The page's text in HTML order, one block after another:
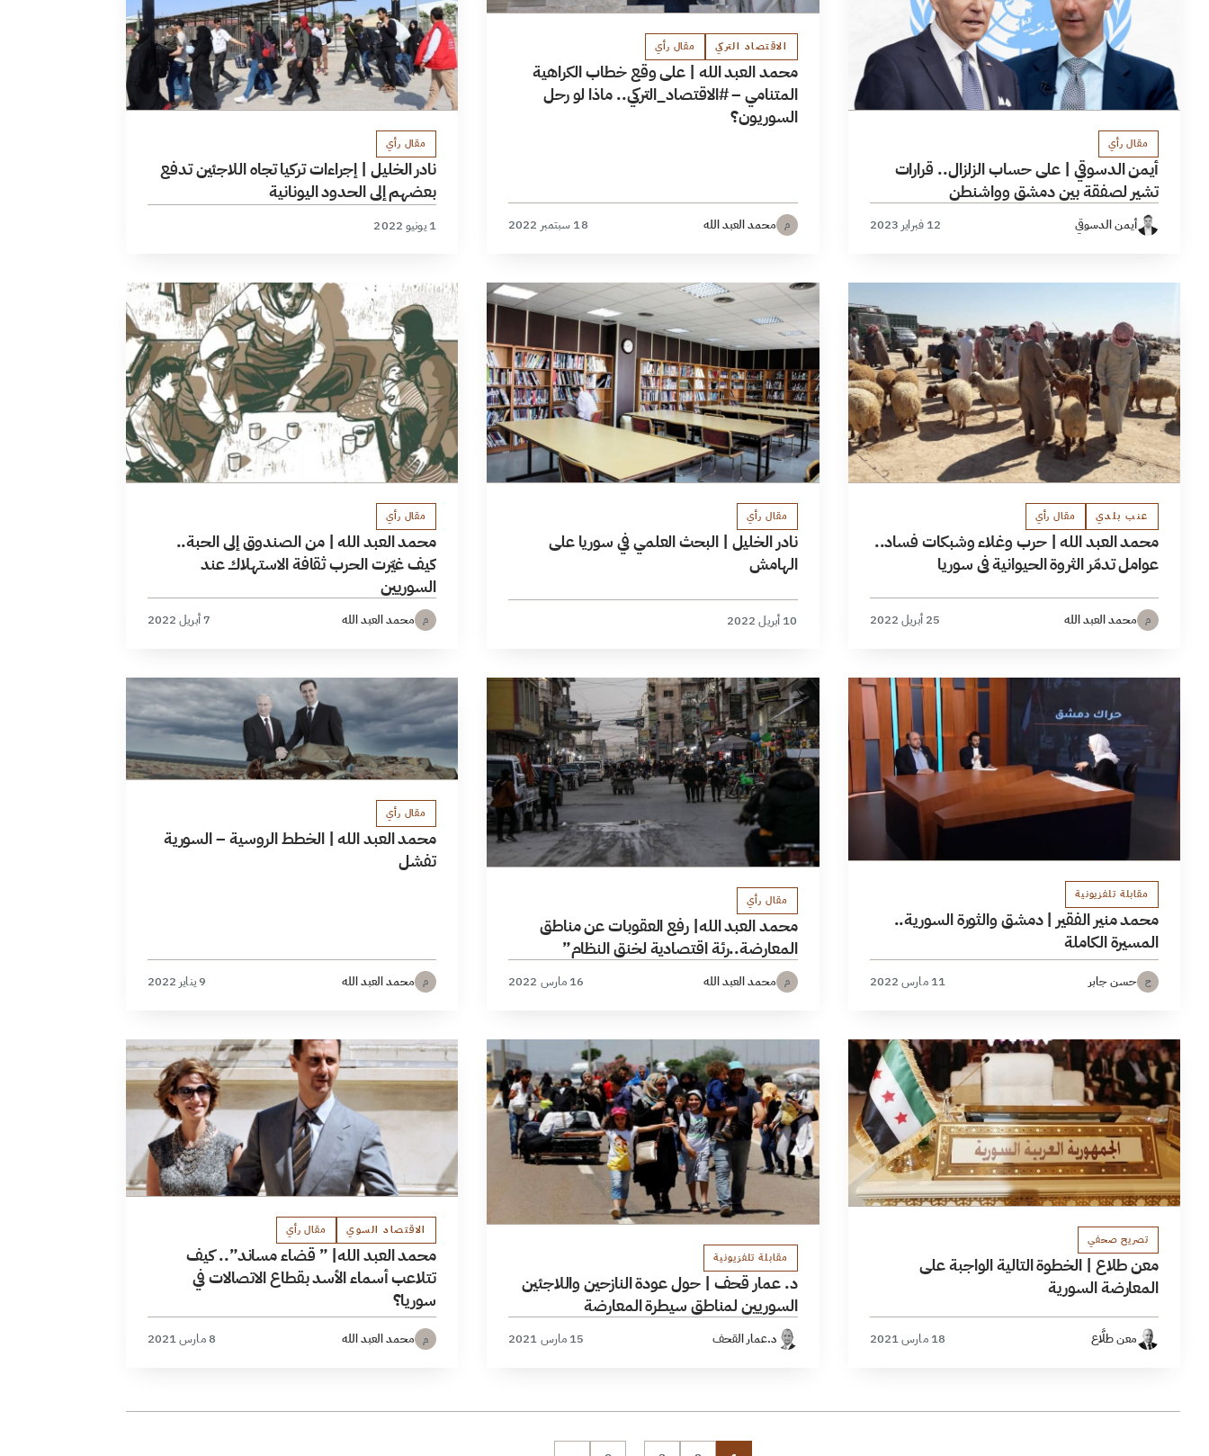
مقال رأي
أيمن الدسوقي | على حساب الزلزال.. قرارات
تشير لصفقة بين دمشق وواشنطن
أيمن الدسوقي 12 فبراير 2023
الاقتصاد التركي مقال رأي
محمد العبد الله | على وقع خطاب الكراهية
المتنامي – #الاقتصاد_التركي.. ماذا لو رحل
السوريون؟
م محمد العبد الله 18 سبتمبر 2022
مقال رأي
نادر الخليل | إجراءات تركيا تجاه اللاجئين تدفع
بعضهم إلى الحدود اليونانية
1 يونيو 2022
عنب بلدي مقال رأي
محمد العبد الله | حرب وغلاء وشبكات فساد..
عوامل تدمّر الثروة الحيوانية في سوريا
م محمد العبد الله 25 أبريل 2022
مقال رأي
نادر الخليل | البحث العلمي في سوريا على
الهامش
10 أبريل 2022
مقال رأي
محمد العبد الله | من الصندوق إلى الحبة..
كيف غيّرت الحرب ثقافة الاستهلاك عند
السوريين
م محمد العبد الله 7 أبريل 2022
مقابلة تلفزيونية
محمد منير الفقير | دمشق والثورة السورية..
المسيرة الكاملة
ح حسن جابر 11 مارس 2022
مقال رأي
محمد العبد الله| رفع العقوبات عن مناطق
المعارضة..رئة اقتصادية لخنق النظام”
م محمد العبد الله 16 مارس 2022
مقال رأي
محمد العبد الله | الخطط الروسية – السورية
تفشل
م محمد العبد الله 9 يناير 2022
تصريح صحفي
معن طلاع | الخطوة التالية الواجبة على
المعارضة السورية
معن طلَّاع 18 مارس 2021
مقابلة تلفزيونية
د. عمار قحف | حول عودة النازحين واللاجئين
السوريين لمناطق سيطرة المعارضة
د.عمار القحف 15 مارس 2021
الاقتصاد السوي مقال رأي
محمد العبد الله| ” قضاء مساند”.. كيف
تتلاعب أسماء الأسد بقطاع الاتصالات في
سوريا؟
م محمد العبد الله 8 مارس 2021